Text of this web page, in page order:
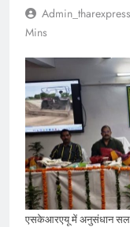
Mins
एसकेआरएयू में अनुसंधान